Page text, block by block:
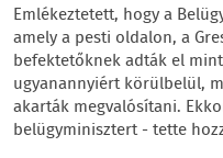
Emlékeztetett, hogy a
amely a pesti oldalon, a
befektetőknek adták el
ugyanannyiért körülbelül,
akarták megvalósítani.
belügyminisztert - tette